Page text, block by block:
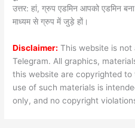
उत्तर: हां, ग्रुप एडमिन आपको एडमिन
माध्यम से ग्रुप में जुड़े हों।
Disclaimer: This website is
Telegram. All graphics,
this website are copyrighted
use of such materials is
only, and no copyright